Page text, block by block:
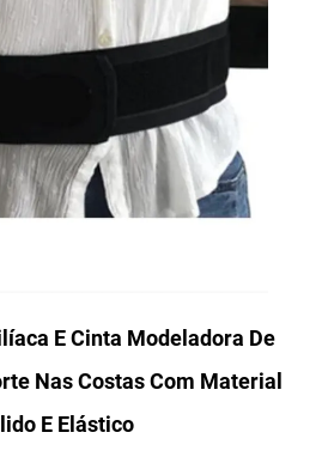
E Cinta Modeladora De
Nas Costas Com Material
E Elástico